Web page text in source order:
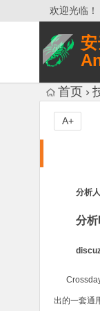
欢迎光临！
网络安全研
首页
A+
分析
分析
出的一套通